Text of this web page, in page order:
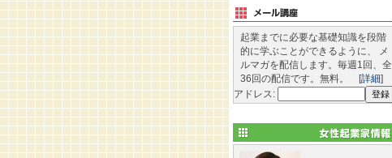
起業までに必要な基礎知識を段階
的に学ぶことができるように、 メ
ルマガを配信します。毎週1回、全
36回の配信です。無料。 [詳細]
アドレス: